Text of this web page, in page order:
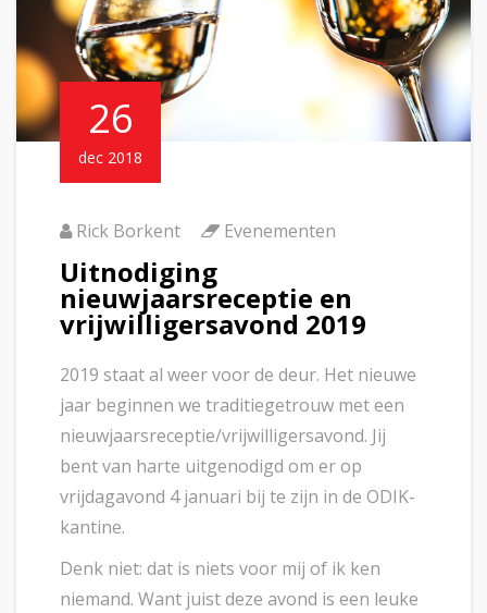
26
dec 2018
Rick Borkent Evenementen
Uitnodiging
nieuwjaarsreceptie en
vrijwilligersavond 2019
2019 staat al weer voor de deur. Het nieuwe
jaar beginnen we traditiegetrouw met een
nieuwjaarsreceptie/vrijwilligersavond. Jij
bent van harte uitgenodigd om er op
vrijdagavond 4 januari bij te zijn in de ODIK-
kantine.
Denk niet: dat is niets voor mij of ik ken
niemand. Want juist deze avond is een leuke